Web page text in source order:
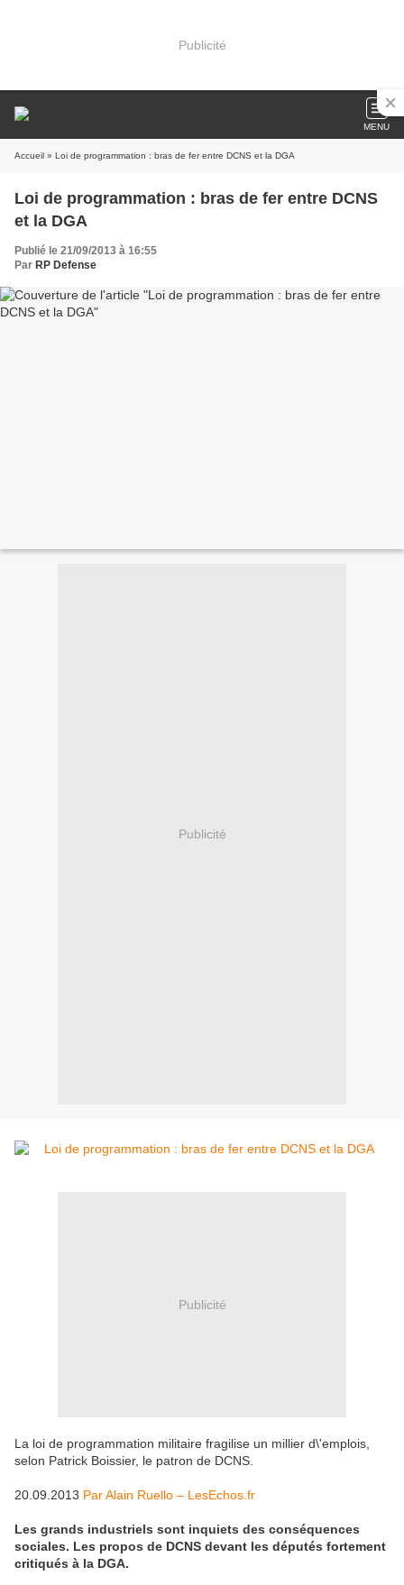
Publicité
MENU
Accueil » Loi de programmation : bras de fer entre DCNS et la DGA
Loi de programmation : bras de fer entre DCNS
et la DGA
Publié le 21/09/2013 à 16:55
Par RP Defense
Publicité
Publicité
La loi de programmation militaire fragilise un millier d\'emplois,
selon Patrick Boissier, le patron de DCNS.
20.09.2013 Par Alain Ruello – LesEchos.fr
Les grands industriels sont inquiets des conséquences
sociales. Les propos de DCNS devant les députés fortement
critiqués à la DGA.